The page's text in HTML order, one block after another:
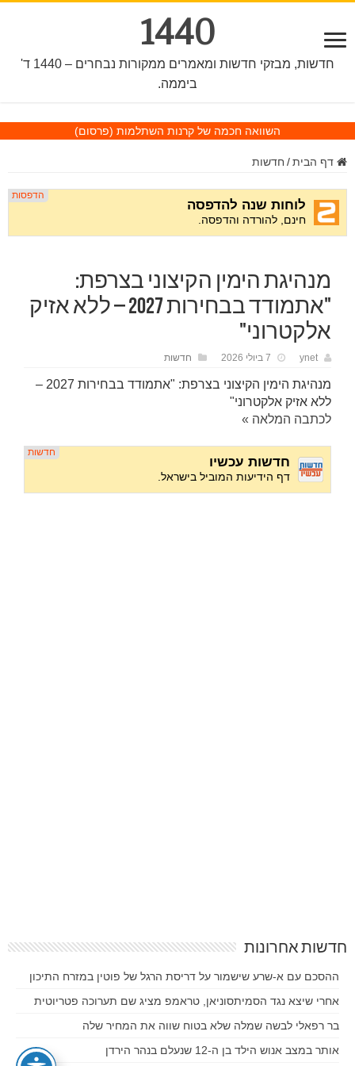
1440
חדשות, מבזקי חדשות ומאמרים ממקורות נבחרים – 1440 ד'
ביממה.
השוואה חכמה של קרנות השתלמות (פרסום)
דף הבית / חדשות
מנהיגת הימין הקיצוני בצרפת:
"אתמודד בבחירות 2027 – ללא אזיק
אלקטרוני"
ynet 7 ביולי 2026 חדשות
מנהיגת הימין הקיצוני בצרפת: "אתמודד בבחירות 2027 –
ללא אזיק אלקטרוני"
לכתבה המלאה »
חדשות אחרונות
ההסכם עם א-שרע שישמור על דריסת הרגל של פוטין במזרח התיכון
אחרי שיצא נגד הסמיתסוניאן, טראמפ מציג שם תערוכה פטריוטית
בר רפאלי לבשה שמלה שלא בטוח שווה את המחיר שלה
אותר במצב אנוש הילד בן ה-12 שנעלם בנהר הירדן